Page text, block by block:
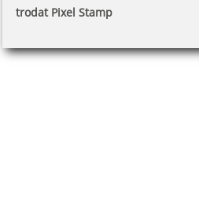
trodat Pixel Stamp